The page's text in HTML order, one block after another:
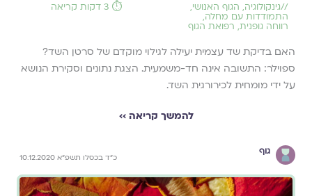
//גינקולוגיה, הגוף האנושי,
התמודדות עם מחלה,
רווחה גופנית, רפואת הגוף
⏱️ 3 דקות קריאה
האם בדיקת שד עצמית יעילה לגילוי מוקדם של סרטן השד?
ספוילר: התשובה אינה חד-משמעית. הצגת נתונים וסקירת הנושא
על ידי מומחית לכירורגית השד.
להמשך קריאה ››
גוף
כ״ד בכסלו תשפ״א 10.12.2020